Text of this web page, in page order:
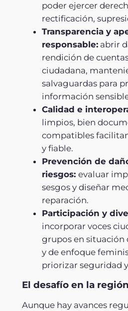
poder ejercer
rectificación,
Transparencia y
responsable:abrir
rendición de
ciudadana,
salvaguardas para
información
Calidad e
limpios, bien
compatibles
y fiable.
Prevención de
riesgos: evaluar
sesgos y diseñar
reparación.
Participación y
incorporar voces
grupos en situación
y de enfoque
priorizar seguridad
El desafío en la región
Aunque hay avances